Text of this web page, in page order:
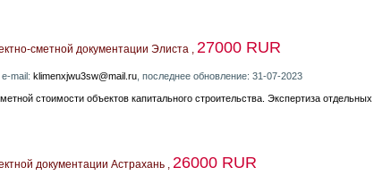
сметной документации Элиста , 27000 RUR
mail: klimenxjwu3sw@mail.ru , последнее обновление: 31-07-2023
стоимости объектов капитального строительства. Экспертиза
документации Астрахань , 26000 RUR